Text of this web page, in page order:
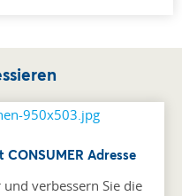
Adresse
verbessern Sie die